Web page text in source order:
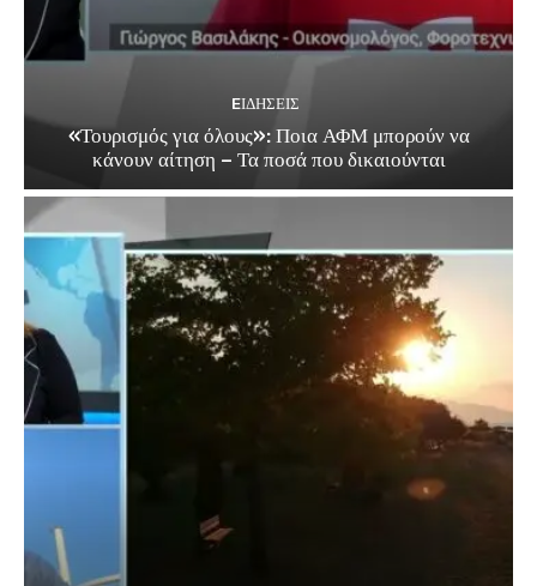
EΙΔΗΣΕΙΣ
«Τουρισμός για όλους»: Ποια ΑΦΜ μπορούν να
κάνουν αίτηση – Τα ποσά που δικαιούνται